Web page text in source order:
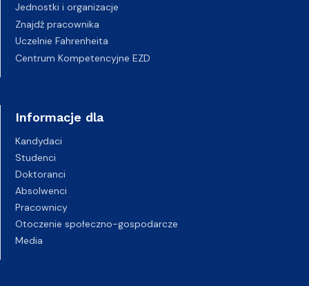
Jednostki i organizacje
Znajdź pracownika
Uczelnie Fahrenheita
Centrum Kompetencyjne EZD
Informacje dla
Kandydaci
Studenci
Doktoranci
Absolwenci
Pracownicy
Otoczenie społeczno-gospodarcze
Media